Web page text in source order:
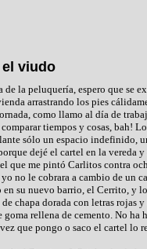
viudo
de la peluquería, espero que se
arrastrando los pies
como llamo al día de
tiempos y cosas, bah!
sólo un espacio indefinido,
dejé el cartel en la vereda
que me pintó Carlitos contra
no le cobrara a cambio de un
en su nuevo barrio, el Cerrito, y
chapa dorada con letras rojas
goma rellena de cemento. No
que pongo o saco el cartel lo